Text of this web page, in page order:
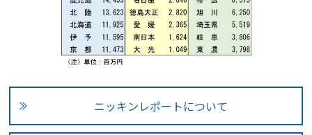
ニッキンレポートについて